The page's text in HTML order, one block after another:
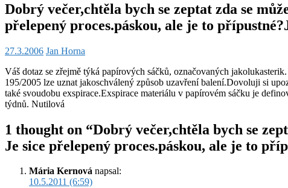
Dobrý večer,chtěla bych se zeptat zda se
přelepený proces.páskou, ale je to
27.3.2006 Jan Horna
Váš dotaz se zřejmě týká papírových sáčků, označovaných
195/2005 lze uznat jakoschválený způsob uzavření balení.Dovoluji si
také svoudobu exspirace.Exspirace materiálu v papírovém sáčku je
týdnů. Nutilová
1 thought on “Dobrý večer,chtěla bych se
Je sice přelepený proces.páskou, ale je to
Mária Kernová napsal:
10.5.2011 (6:59)